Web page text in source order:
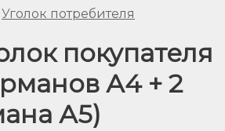
Уголок потребителя
покупателя
А4 + 2
А5)